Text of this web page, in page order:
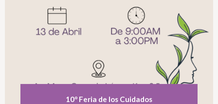
10° Feria de los Cuidados